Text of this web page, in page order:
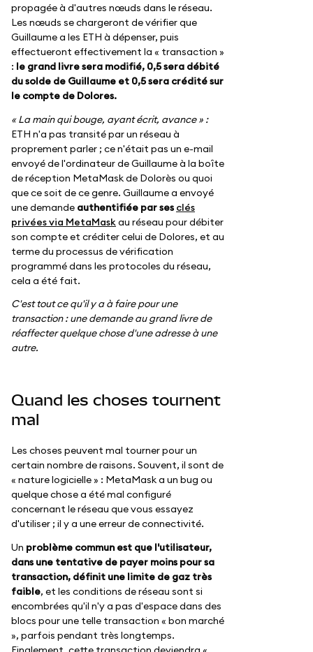
propagée à d'autres nœuds dans le réseau.
Les nœuds se chargeront de vérifier que
Guillaume a les ETH à dépenser, puis
effectueront effectivement la « transaction »
: le grand livre sera modifié, 0,5 sera débité
du solde de Guillaume et 0,5 sera crédité sur
le compte de Dolores.
« La main qui bouge, ayant écrit, avance » :
ETH n'a pas transité par un réseau à
proprement parler ; ce n'était pas un e-mail
envoyé de l'ordinateur de Guillaume à la boîte
de réception MetaMask de Dolorès ou quoi
que ce soit de ce genre. Guillaume a envoyé
une demande authentifiée par ses clés
privées via MetaMaskau réseau pour débiter
son compte et créditer celui de Dolores, et au
terme du processus de vérification
programmé dans les protocoles du réseau,
cela a été fait.
C'est tout ce qu'il y a à faire pour une
transaction : une demande au grand livre de
réaffecter quelque chose d'une adresse à une
autre.
Quand les choses tournent
mal
Les choses peuvent mal tourner pour un
certain nombre de raisons. Souvent, il sont de
« nature logicielle » : MetaMask a un bug ou
quelque chose a été mal configuré
concernant le réseau que vous essayez
d'utiliser ; il y a une erreur de connectivité.
Un problème commun est que l'utilisateur,
dans une tentative de payer moins pour sa
transaction, définit une limite de gaz très
faible, et les conditions de réseau sont si
encombrées qu'il n'y a pas d'espace dans des
blocs pour une telle transaction « bon marché
», parfois pendant très longtemps.